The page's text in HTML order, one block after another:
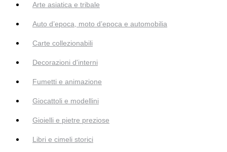
Arte asiatica e tribale
Auto d’epoca, moto d’epoca e automobilia
Carte collezionabili
Decorazioni d'interni
Fumetti e animazione
Giocattoli e modellini
Gioielli e pietre preziose
Libri e cimeli storici